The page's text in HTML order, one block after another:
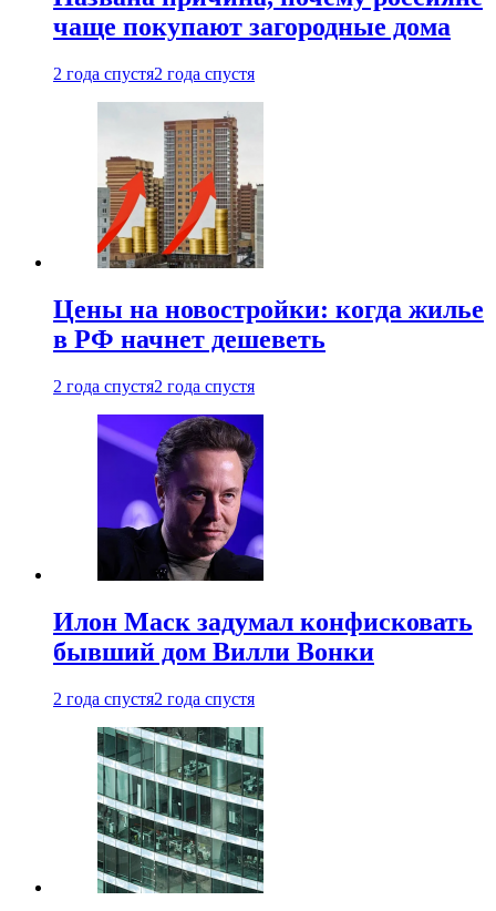
чаще покупают загородные дома
2 года спустя2 года спустя
Цены на новостройки: когда жилье
в РФ начнет дешеветь
2 года спустя2 года спустя
Илон Маск задумал конфисковать
бывший дом Вилли Вонки
2 года спустя2 года спустя